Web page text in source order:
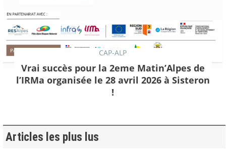
CAP-ALP
Vrai succès pour la 2eme Matin’Alpes de
l’IRMa organisée le 28 avril 2026 à Sisteron
!
Articles les plus lus